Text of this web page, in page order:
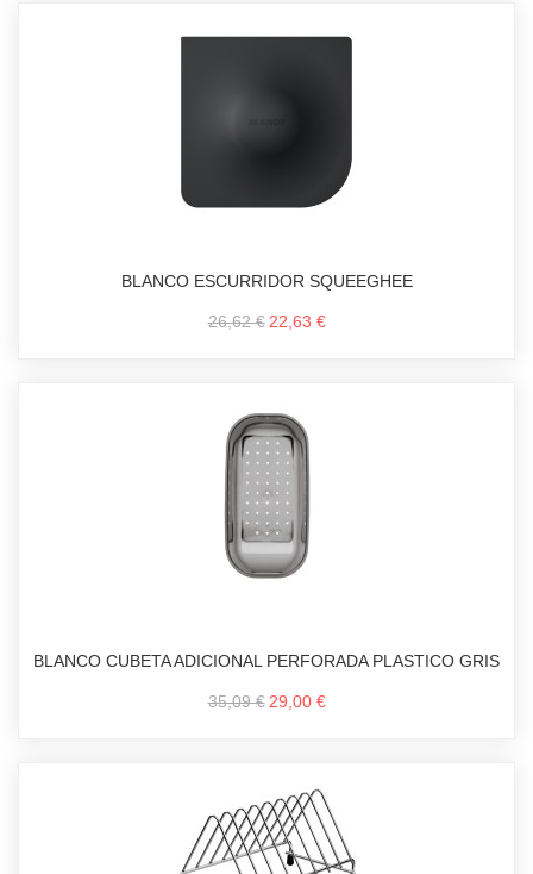
BLANCO ESCURRIDOR SQUEEGHEE
26,62 € 22,63 €
BLANCO CUBETA ADICIONAL PERFORADA PLASTICO GRIS
35,09 € 29,00 €